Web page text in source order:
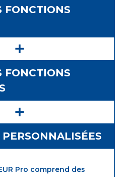
FONCTIONS
FONCTIONS
Pro comprend des